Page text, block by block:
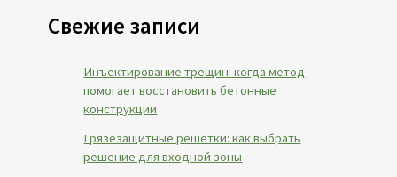
Свежие записи
Инъектирование трещин: когда метод
помогает восстановить бетонные
конструкции
Грязезащитные решетки: как выбрать
решение для входной зоны